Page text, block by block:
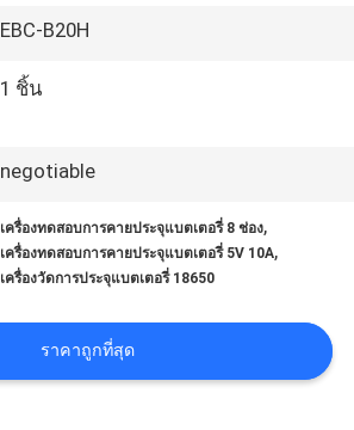
EBC-B20H
1 ชิ้น
negotiable
เครื่องทดสอบการคายประจุแบตเตอรี่ 8 ช่อง,
เครื่องทดสอบการคายประจุแบตเตอรี่ 5V 10A,
เครื่องวัดการประจุแบตเตอรี่ 18650
ราคาถูกที่สุด